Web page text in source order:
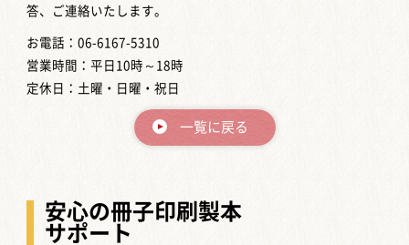
答、ご連絡いたします。
お電話：06-6167-5310
営業時間：平日10時～18時
定休日：土曜・日曜・祝日
一覧に戻る
安心の冊子印刷製本
サポート